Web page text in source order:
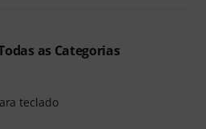
as Categorias
teclado